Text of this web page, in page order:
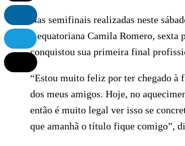
Nas semifinais realizadas neste
a equatoriana Camila Romero,
conquistou sua primeira final
“Estou muito feliz por ter chegado à
dos meus amigos. Hoje, no
então é muito legal ver isso se
que amanhã o título fique comigo”,